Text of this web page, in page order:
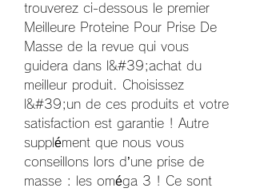
trouverez ci-dessous le premier
Meilleure Proteine Pour Prise De
Masse de la revue qui vous
guidera dans l&#39;achat du
meilleur produit. Choisissez
l&#39;un de ces produits et votre
satisfaction est garantie ! Autre
supplément que nous vous
conseillons lors d’une prise de
masse : les oméga 3 ! Ce sont